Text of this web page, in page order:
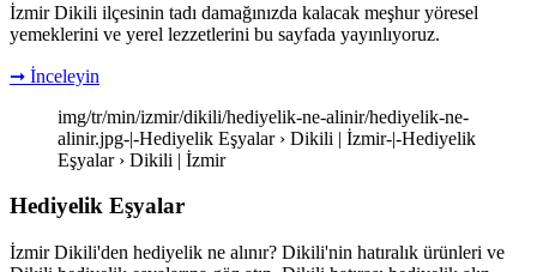
İzmir Dikili ilçesinin tadı damağınızda kalacak meşhur yöresel
yemeklerini ve yerel lezzetlerini bu sayfada yayınlıyoruz.
➞ İnceleyin
img/tr/min/izmir/dikili/hediyelik-ne-alinir/hediyelik-ne-
alinir.jpg-|-Hediyelik Eşyalar › Dikili | İzmir-|-Hediyelik
Eşyalar › Dikili | İzmir
Hediyelik Eşyalar
İzmir Dikili'den hediyelik ne alınır? Dikili'nin hatıralık ürünleri ve